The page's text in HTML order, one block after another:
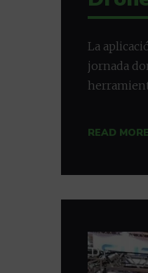
La
jornada
READ MORE